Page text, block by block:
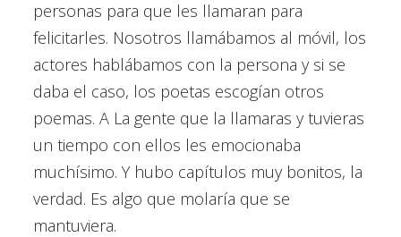
personas para que les llamaran para
felicitarles. Nosotros llamábamos al móvil, los
actores hablábamos con la persona y si se
daba el caso, los poetas escogían otros
poemas. A La gente que la llamaras y tuvieras
un tiempo con ellos les emocionaba
muchísimo. Y hubo capítulos muy bonitos, la
verdad. Es algo que molaría que se
mantuviera.